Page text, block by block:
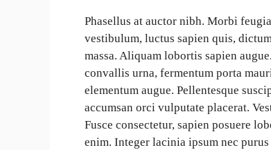
Phasellus at auctor nibh. Morbi
vestibulum, luctus sapien quis,
massa. Aliquam lobortis sapien
convallis urna, fermentum porta
elementum augue. Pellentesque
accumsan orci vulputate placerat.
Fusce consectetur, sapien posuere
enim. Integer lacinia ipsum nec